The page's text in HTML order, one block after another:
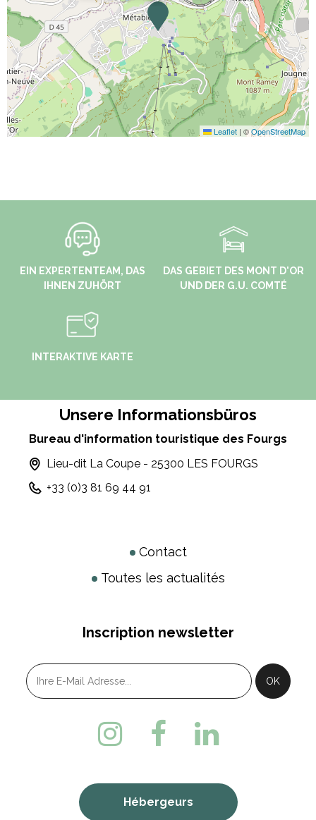
Leaflet | ©OpenStreetMap
EIN EXPERTENTEAM, DAS
IHNEN ZUHÖRT
DAS GEBIET DES MONT D'OR
UND DER G.U. COMTÉ
INTERAKTIVE KARTE
Unsere Informationsbüros
Bureau d'information touristique des Fourgs
Lieu-dit La Coupe - 25300 LES FOURGS
+33 (0)3 81 69 44 91
Contact
Toutes les actualités
Inscription newsletter
Hébergeurs